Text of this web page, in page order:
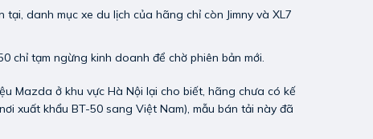
danh mục xe du lịch của hãng chỉ còn Jimny và XL7
chỉ tạm ngừng kinh doanh để chờ phiên bản mới.
Mazda ở khu vực Hà Nội lại cho biết, hãng chưa có kế
xuất khẩu BT-50 sang Việt Nam), mẫu bán tải này đã